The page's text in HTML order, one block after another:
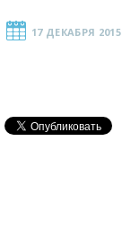
17 ДЕКАБРЯ 2015